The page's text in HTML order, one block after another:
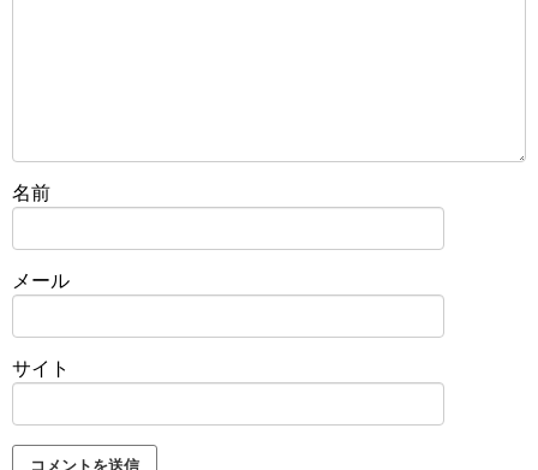
名前
メール
サイト